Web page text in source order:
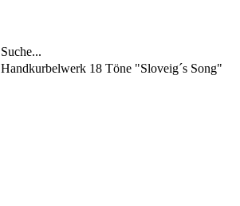
Suche...
Handkurbelwerk 18 Töne "Sloveig´s Song"